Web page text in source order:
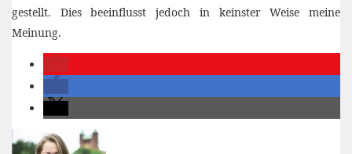
gestellt. Dies beeinflusst jedoch in keinster Weise meine
Meinung.